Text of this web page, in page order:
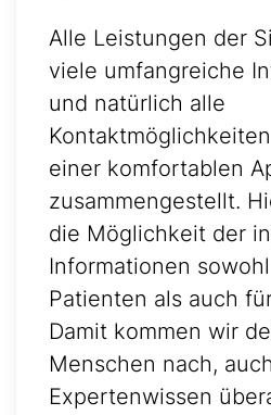
Alle Leistungen der
viele umfangreiche
und natürlich alle
einer komfortablen
zusammengestellt.
die Möglichkeit der
Informationen
Patienten als auch
Damit kommen wir
Menschen nach, auch
Expertenwissen